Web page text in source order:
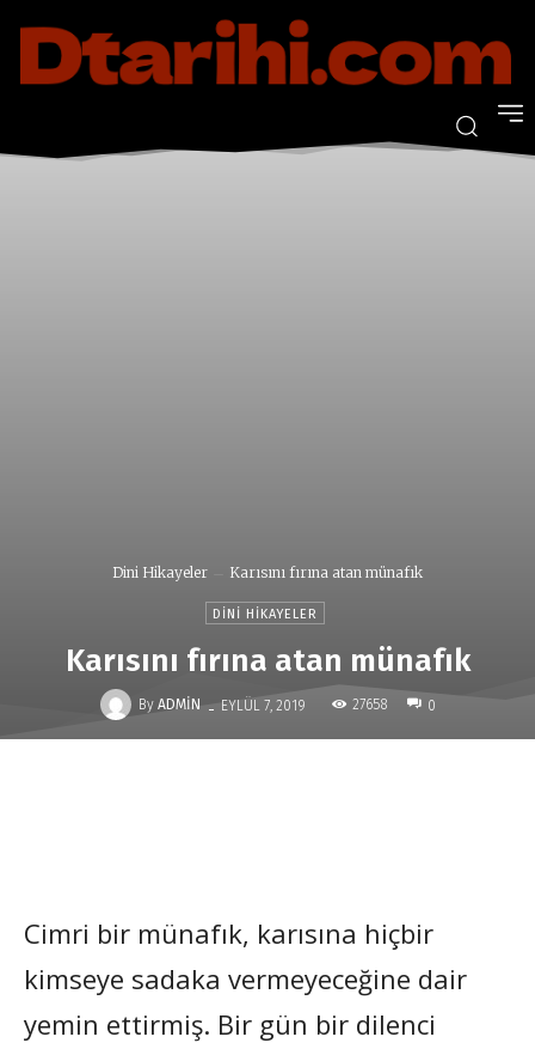
Dini Hikayeler Karısını fırına atan münafık
DINI HIKAYELER
Karısını fırına atan münafık
By ADMIN - EYLÜL 7, 2019 27658 0
Cimri bir münafık, karısına hiçbir
kimseye sadaka vermeyeceğine dair
yemin ettirmiş. Bir gün bir dilenci